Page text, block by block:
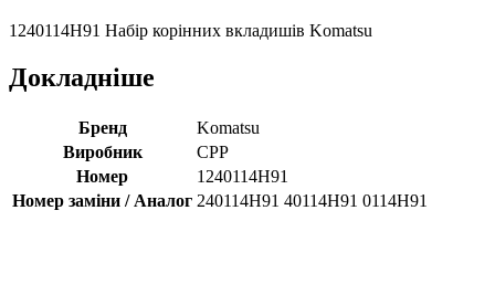
1240114H91 Набір корінних вкладишів Komatsu
Докладніше
Бренд
Komatsu
Виробник
CPP
Номер
1240114H91
Номер заміни / Аналог 240114H91 40114H91 0114H91